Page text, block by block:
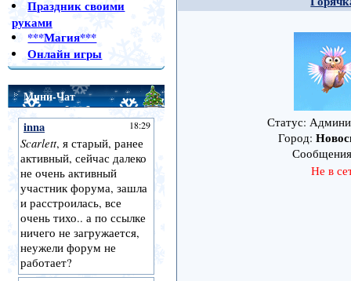
Праздник своими
руками
***Магия***
Онлайн игры
Мини-Чат
Статус:
Город:
Не в